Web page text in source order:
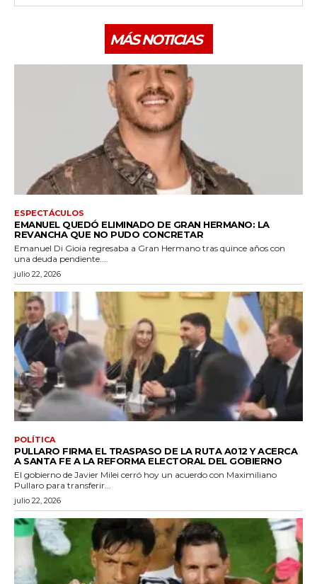
MÁS NOTICIAS
ESPECTÁCULOS
EMANUEL QUEDÓ ELIMINADO DE GRAN HERMANO: LA
REVANCHA QUE NO PUDO CONCRETAR
Emanuel Di Gioia regresaba a Gran Hermano tras quince años con
una deuda pendiente....
julio 22, 2026
POLÍTICA
PULLARO FIRMA EL TRASPASO DE LA RUTA A012 Y ACERCA
A SANTA FE A LA REFORMA ELECTORAL DEL GOBIERNO
El gobierno de Javier Milei cerró hoy un acuerdo con Maximiliano
Pullaro para transferir...
julio 22, 2026